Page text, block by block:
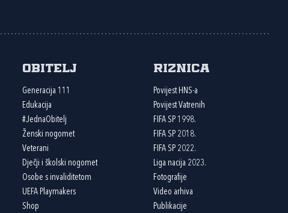
Obitelj
Generacija 111
Edukacija
#JednaObitelj
Ženski nogomet
Veterani
Dječji i školski nogomet
Osobe s invaliditetom
UEFA Playmakers
Shop
Riznica
Povijest HNS-a
Povijest Vatrenih
FIFA SP 1998.
FIFA SP 2018.
FIFA SP 2022.
Liga nacija 2023.
Fotografije
Video arhiva
Publikacije